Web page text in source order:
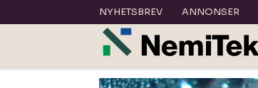
NYHETSBREV ANNONSER